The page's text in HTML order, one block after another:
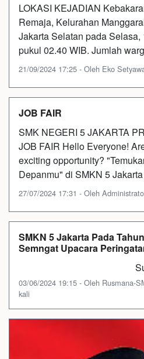
LOKASI KEJADIAN
Remaja, Kelurahan
Jakarta Selatan pada
pukul 02.40 WIB. Jumlah
21/09/2024 17:25 - Oleh Eko
JOB FAIR
SMK NEGERI 5 JAKARTA
JOB FAIR Hello Everyone!
exciting opportunity?
Depanmu" di SMKN 5
27/07/2024 17:31 - Oleh
SMKN 5 Jakarta Pada
Semngat Upacara
03/06/2024 19:15 - Oleh Rusmana-
kali